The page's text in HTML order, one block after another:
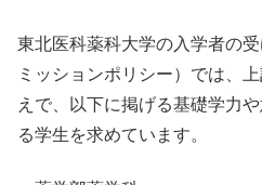
東北医科薬科大学の入学者の
ミッションポリシー）では、
えで、以下に掲げる基礎学力
る学生を求めています。